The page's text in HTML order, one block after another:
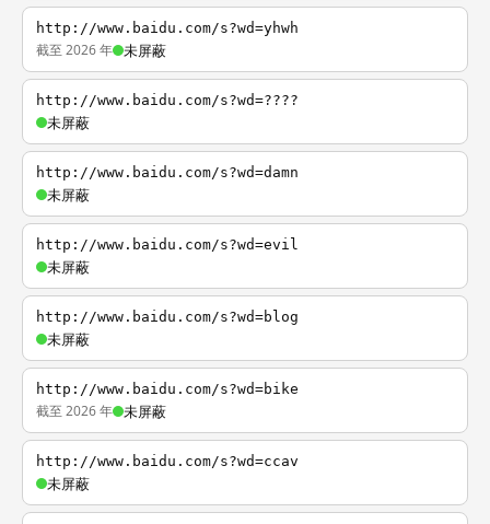
http://www.baidu.com/s?wd=yhwh
截至 2026 年 未屏蔽
http://www.baidu.com/s?wd=????
未屏蔽
http://www.baidu.com/s?wd=damn
未屏蔽
http://www.baidu.com/s?wd=evil
未屏蔽
http://www.baidu.com/s?wd=blog
未屏蔽
http://www.baidu.com/s?wd=bike
截至 2026 年 未屏蔽
http://www.baidu.com/s?wd=ccav
未屏蔽